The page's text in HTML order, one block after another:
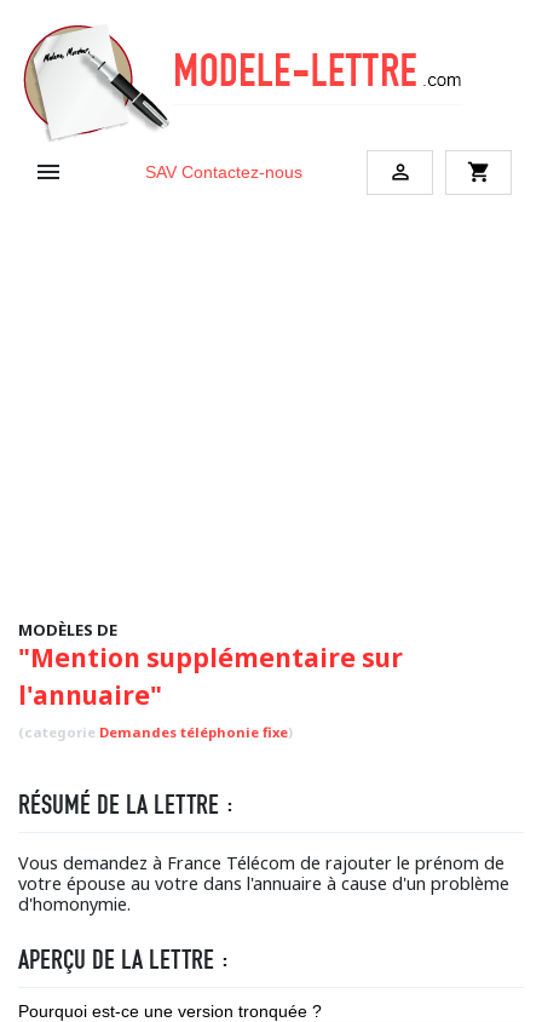
 SAV Contactez-nous  shopping_cart
MODÈLES DE
"Mention supplémentaire sur
l'annuaire"
(categorie Demandes téléphonie fixe)
RÉSUMÉ DE LA LETTRE :
Vous demandez à France Télécom de rajouter le prénom de
votre épouse au votre dans l'annuaire à cause d'un problème
d'homonymie.
APERÇU DE LA LETTRE :
Pourquoi est-ce une version tronquée ?